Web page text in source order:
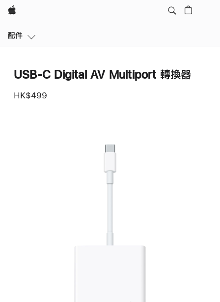
Apple
配件
USB-C Digital AV Multiport 轉換器
HK$499